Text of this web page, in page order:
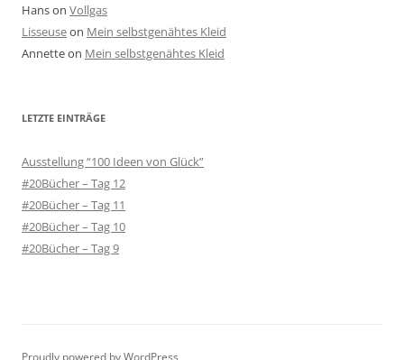
Hanson Vollgas
Lisseuseon Mein selbstgenähtes Kleid
Annetteon Mein selbstgenähtes Kleid
LETZTE EINTRÄGE
Ausstellung “100 Ideen von Glück”
#20Bücher – Tag 12
#20Bücher – Tag 11
#20Bücher – Tag 10
#20Bücher – Tag 9
Proudly powered by WordPress